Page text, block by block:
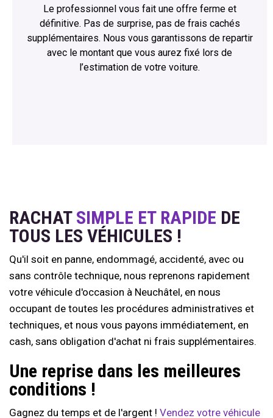
Le professionnel vous fait une offre ferme et
définitive. Pas de surprise, pas de frais cachés
supplémentaires. Nous vous garantissons de repartir
avec le montant que vous aurez fixé lors de
l’estimation de votre voiture.
RACHAT SIMPLE ET RAPIDE DE
TOUS LES VÉHICULES !
Qu'il soit en panne, endommagé, accidenté, avec ou
sans contrôle technique, nous reprenons rapidement
votre véhicule d'occasion à Neuchâtel, en nous
occupant de toutes les procédures administratives et
techniques, et nous vous payons immédiatement, en
cash, sans obligation d'achat ni frais supplémentaires.
Une reprise dans les meilleures
conditions !
Gagnez du temps et de l'argent ! Vendez votre véhicule